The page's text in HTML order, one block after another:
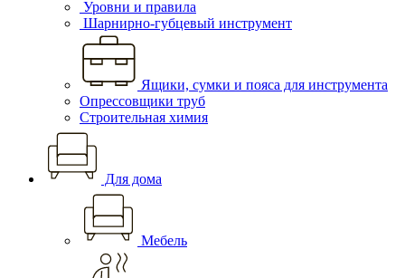
Уровни и правила
Шарнирно-губцевый инструмент
Ящики, сумки и пояса для инструмента
Опрессовщики труб
Строительная химия
Для дома
Мебель